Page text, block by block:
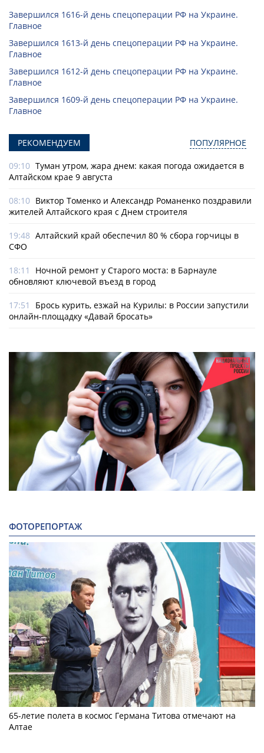
Завершился 1616-й день спецоперации РФ на Украине.
Главное
Завершился 1613-й день спецоперации РФ на Украине.
Главное
Завершился 1612-й день спецоперации РФ на Украине.
Главное
Завершился 1609-й день спецоперации РФ на Украине.
Главное
РЕКОМЕНДУЕМ ПОПУЛЯРНОЕ
09:10 Туман утром, жара днем: какая погода ожидается в
Алтайском крае 9 августа
08:10 Виктор Томенко и Александр Романенко поздравили
жителей Алтайского края с Днем строителя
19:48 Алтайский край обеспечил 80 % сбора горчицы в
СФО
18:11
Ночной ремонт у Старого моста: в Барнауле
обновляют ключевой въезд в город
17:51
Брось курить, езжай на Курилы: в России запустили
онлайн-­площадку «Давай бросать»
ФОТОРЕПОРТАЖ
65-летие полета в космос Германа Титова отмечают на
Алтае